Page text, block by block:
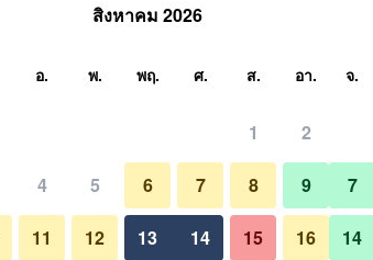
ราคาที่ถูกที่สุด ราคาต่อคืน
ทั้งหมด (ต่อคืน)
สิงหาคม 2026
อ. พ. พฤ. ศ. ส. อา.
1 2
4 5 6 7 8 9
11 12 13 14 15 16
จ.
7
14